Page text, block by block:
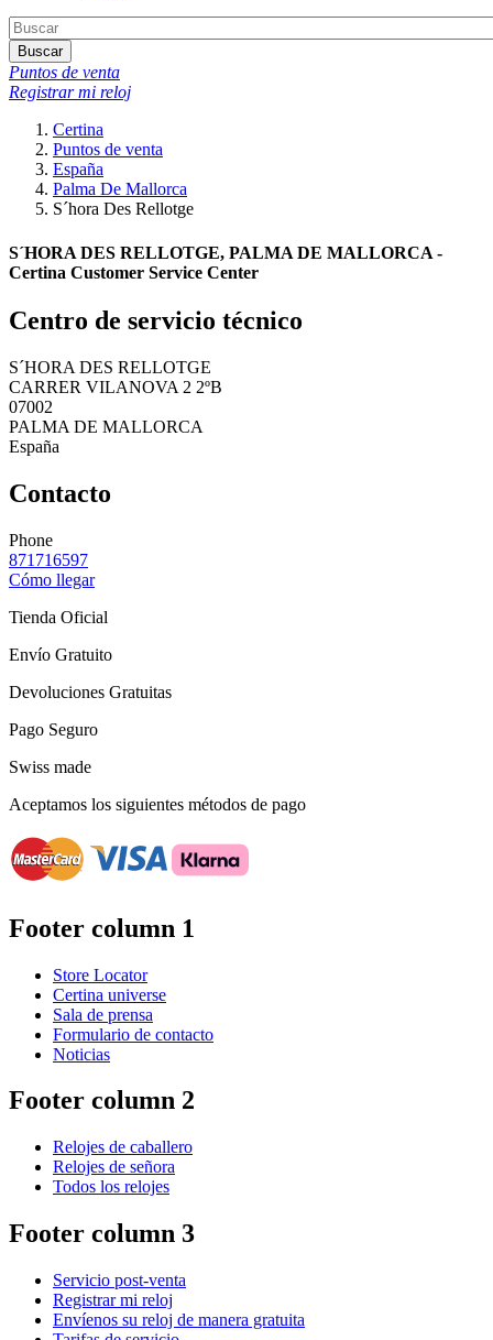
Buscar
Puntos de venta
Registrar mi reloj
Certina
Puntos de venta
España
Palma De Mallorca
S´hora Des Rellotge
S´HORA DES RELLOTGE, PALMA DE MALLORCA -
Certina Customer Service Center
Centro de servicio técnico
S´HORA DES RELLOTGE
CARRER VILANOVA 2 2ºB
07002
PALMA DE MALLORCA
España
Contacto
Phone
871716597
Cómo llegar
Tienda Oficial
Envío Gratuito
Devoluciones Gratuitas
Pago Seguro
Swiss made
Aceptamos los siguientes métodos de pago
Footer column 1
Store Locator
Certina universe
Sala de prensa
Formulario de contacto
Noticias
Footer column 2
Relojes de caballero
Relojes de señora
Todos los relojes
Footer column 3
Servicio post-venta
Registrar mi reloj
Envíenos su reloj de manera gratuita